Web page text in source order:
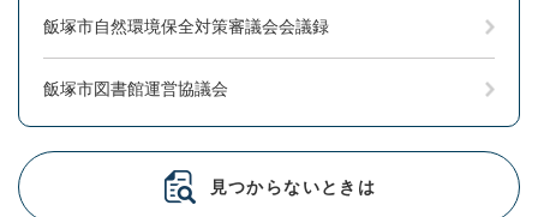
飯塚市自然環境保全対策審議会会議録
飯塚市図書館運営協議会
見つからないときは